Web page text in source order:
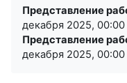
Представление
декабря 2025, 00:00
Представление
декабря 2025, 00:00